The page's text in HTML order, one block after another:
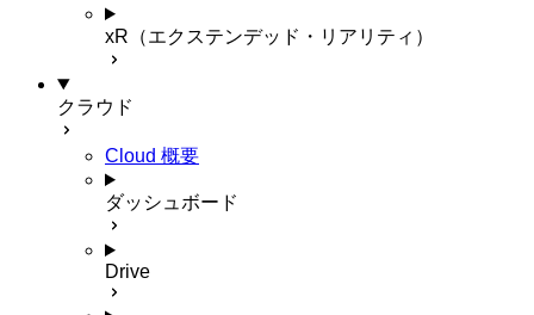
xR（エクステンデッド・リアリティ）
クラウド
Cloud 概要
ダッシュボード
Drive